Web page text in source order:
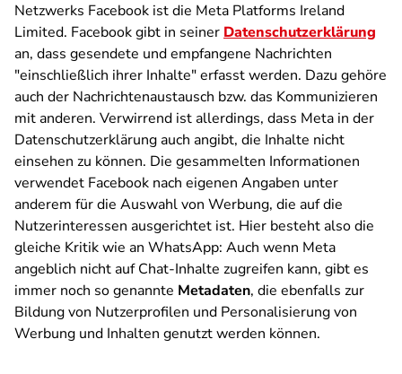
Netzwerks Facebook ist die Meta Platforms Ireland
Limited. Facebook gibt in seiner Datenschutzerklärung
an, dass gesendete und empfangene Nachrichten
"einschließlich ihrer Inhalte" erfasst werden. Dazu gehöre
auch der Nachrichtenaustausch bzw. das Kommunizieren
mit anderen. Verwirrend ist allerdings, dass Meta in der
Datenschutzerklärung auch angibt, die Inhalte nicht
einsehen zu können. Die gesammelten Informationen
verwendet Facebook nach eigenen Angaben unter
anderem für die Auswahl von Werbung, die auf die
Nutzerinteressen ausgerichtet ist. Hier besteht also die
gleiche Kritik wie an WhatsApp: Auch wenn Meta
angeblich nicht auf Chat-Inhalte zugreifen kann, gibt es
immer noch so genannte Metadaten, die ebenfalls zur
Bildung von Nutzerprofilen und Personalisierung von
Werbung und Inhalten genutzt werden können.